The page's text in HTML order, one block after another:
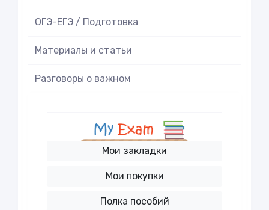
ОГЭ-ЕГЭ / Подготовка
Материалы и статьи
Разговоры о важном
Мои закладки
Мои покупки
Полка пособий